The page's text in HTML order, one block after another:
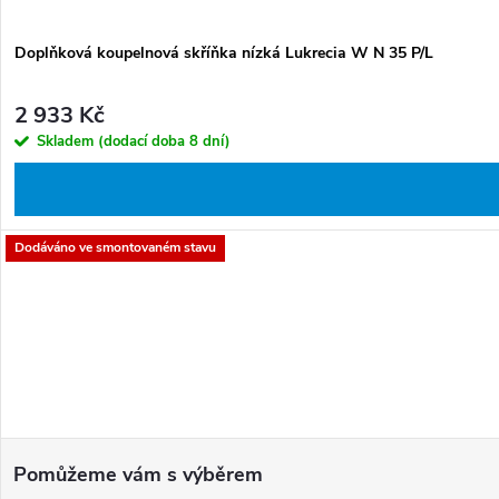
Doplňková koupelnová skříňka nízká Lukrecia W N 35 P/L
2 933 Kč
Skladem (dodací doba 8 dní)
Dodáváno ve smontovaném stavu